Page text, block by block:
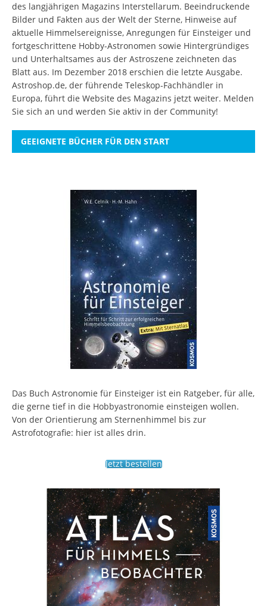
des langjährigen Magazins Interstellarum. Beeindruckende
Bilder und Fakten aus der Welt der Sterne, Hinweise auf
aktuelle Himmelsereignisse, Anregungen für Einsteiger und
fortgeschrittene Hobby-Astronomen sowie Hintergründiges
und Unterhaltsames aus der Astroszene zeichneten das
Blatt aus. Im Dezember 2018 erschien die letzte Ausgabe.
Astroshop.de, der führende Teleskop-Fachhändler in
Europa, führt die Website des Magazins jetzt weiter. Melden
Sie sich an und werden Sie aktiv in der Community!
GEEIGNETE BÜCHER FÜR DEN START
Das Buch Astronomie für Einsteiger ist ein Ratgeber, für alle,
die gerne tief in die Hobbyastronomie einsteigen wollen.
Von der Orientierung am Sternenhimmel bis zur
Astrofotografie: hier ist alles drin.
Jetzt bestellen